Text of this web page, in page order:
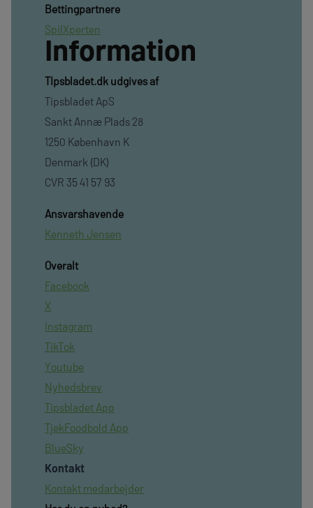
Bettingpartnere
SpilXperten
Information
TIpsbladet.dk udgives af
Tipsbladet ApS
Sankt Annæ Plads 28
1250 København K
Denmark (DK)
CVR 35 41 57 93
Ansvarshavende
Kenneth Jensen
Overalt
Facebook
X
Instagram
TikTok
Youtube
Nyhedsbrev
Tipsbladet App
TjekFoodbold App
BlueSky
Kontakt
Kontakt medarbejder